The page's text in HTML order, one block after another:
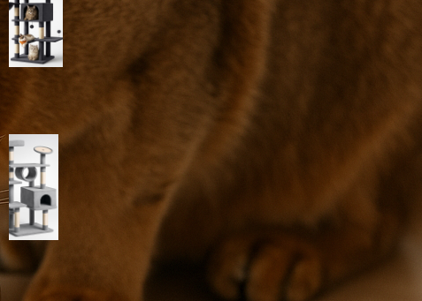
PawHut albero tiragraffi a
colonna 165 cm, graffiatoio
alto per gatti a prezzo
imperdibile su Amazon